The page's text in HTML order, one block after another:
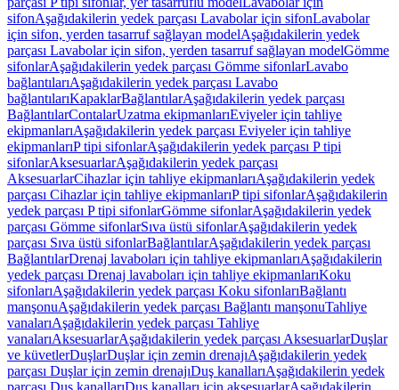
sifonAşağıdakilerin yedek parçası Lavabolar için sifonLavabolar
için sifon, yerden tasarruf sağlayan modelAşağıdakilerin yedek
parçası Lavabolar için sifon, yerden tasarruf sağlayan modelGömme
sifonlarAşağıdakilerin yedek parçası Gömme sifonlarLavabo
bağlantılarıAşağıdakilerin yedek parçası Lavabo
bağlantılarıKapaklarBağlantılarAşağıdakilerin yedek parçası
BağlantılarContalarUzatma ekipmanlarıEviyeler için tahliye
ekipmanlarıAşağıdakilerin yedek parçası Eviyeler için tahliye
ekipmanlarıP tipi sifonlarAşağıdakilerin yedek parçası P tipi
sifonlarAksesuarlarAşağıdakilerin yedek parçası
AksesuarlarCihazlar için tahliye ekipmanlarıAşağıdakilerin yedek
parçası Cihazlar için tahliye ekipmanlarıP tipi sifonlarAşağıdakilerin
yedek parçası P tipi sifonlarGömme sifonlarAşağıdakilerin yedek
parçası Gömme sifonlarSıva üstü sifonlarAşağıdakilerin yedek
parçası Sıva üstü sifonlarBağlantılarAşağıdakilerin yedek parçası
BağlantılarDrenaj lavaboları için tahliye ekipmanlarıAşağıdakilerin
yedek parçası Drenaj lavaboları için tahliye ekipmanlarıKoku
sifonlarıAşağıdakilerin yedek parçası Koku sifonlarıBağlantı
manşonuAşağıdakilerin yedek parçası Bağlantı manşonuTahliye
vanalarıAşağıdakilerin yedek parçası Tahliye
vanalarıAksesuarlarAşağıdakilerin yedek parçası AksesuarlarDuşlar
ve küvetlerDuşlarDuşlar için zemin drenajıAşağıdakilerin yedek
parçası Duşlar için zemin drenajıDuş kanallarıAşağıdakilerin yedek
parçası Duş kanallarıDuş kanalları için aksesuarlarAşağıdakilerin